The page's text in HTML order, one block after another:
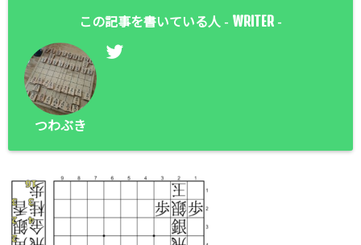
この記事を書いている人 - WRITER -
つわぶき